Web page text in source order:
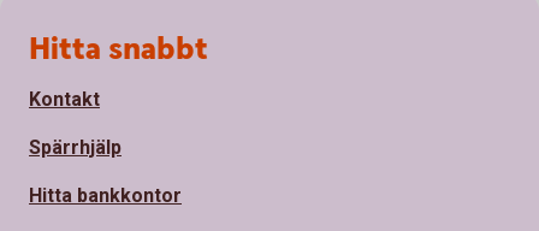
Sidfot
Hitta snabbt
Kontakt
Spärrhjälp
Hitta bankkontor